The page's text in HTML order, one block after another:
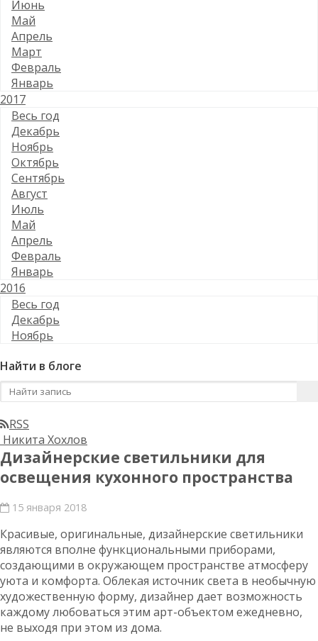
Июнь
Май
Апрель
Март
Февраль
Январь
2017
Весь год
Декабрь
Ноябрь
Октябрь
Сентябрь
Август
Июль
Май
Апрель
Февраль
Январь
2016
Весь год
Декабрь
Ноябрь
Найти в блоге
RSS
Никита Хохлов
Дизайнерские светильники для
освещения кухонного пространства
15 января 2018
Красивые, оригинальные, дизайнерские светильники
являются вполне функциональными приборами,
создающими в окружающем пространстве атмосферу
уюта и комфорта. Облекая источник света в необычную
художественную форму, дизайнер дает возможность
каждому любоваться этим арт-объектом ежедневно,
не выходя при этом из дома.